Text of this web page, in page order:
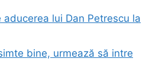
aducerea lui Dan Petrescu la
bine, urmează să intre